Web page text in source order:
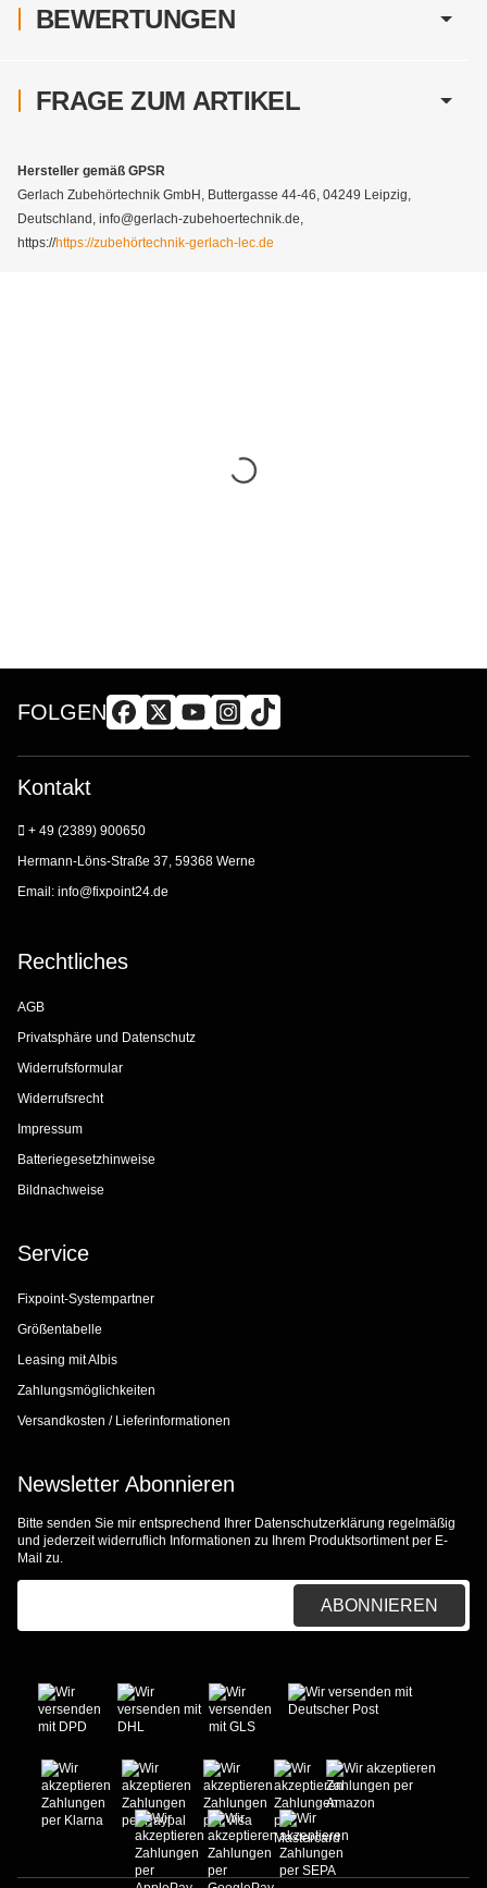
BEWERTUNGEN
FRAGE ZUM ARTIKEL
Hersteller gemäß GPSR
Gerlach Zubehörtechnik GmbH, Buttergasse 44-46, 04249 Leipzig,
Deutschland, info@gerlach-zubehoertechnik.de,
https://https://zubehörtechnik-gerlach-lec.de
FOLGEN
Kontakt
+ 49 (2389) 900650
Hermann-Löns-Straße 37, 59368 Werne
Email: info@fixpoint24.de
Rechtliches
AGB
Privatsphäre und Datenschutz
Widerrufsformular
Widerrufsrecht
Impressum
Batteriegesetzhinweise
Bildnachweise
Service
Fixpoint-Systempartner
Größentabelle
Leasing mit Albis
Zahlungsmöglichkeiten
Versandkosten / Lieferinformationen
Newsletter Abonnieren
Bitte senden Sie mir entsprechend Ihrer Datenschutzerklärung regelmäßig
und jederzeit widerruflich Informationen zu Ihrem Produktsortiment per E-
Mail zu.
ABONNIEREN